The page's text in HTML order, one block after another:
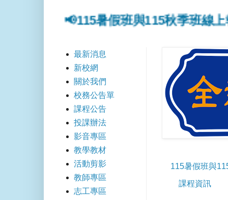
暑假班與115秋季班線上報名點此連結
115暑假班與
課程資訊
最新消息
新校網
關於我們
校務公告單
課程公告
投課辦法
影音專區
教學教材
活動剪影
教師專區
志工專區